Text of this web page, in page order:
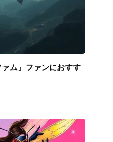
ァム』ファンにおすす